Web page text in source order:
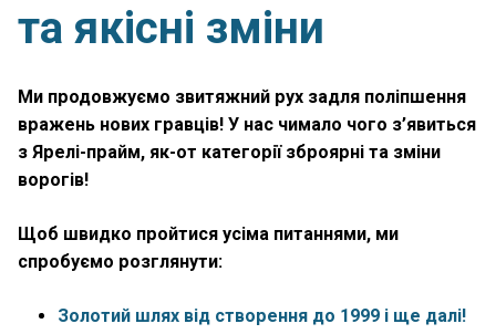
та якісні зміни
Ми продовжуємо звитяжний рух задля поліпшення
вражень нових гравців! У нас чимало чого з’явиться
з Ярелі-прайм, як-от категорії зброярні та зміни
ворогів!
Щоб швидко пройтися усіма питаннями, ми
спробуємо розглянути:
Золотий шлях від створення до 1999 і ще далі!